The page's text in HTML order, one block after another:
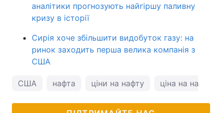
аналітики прогнозують найгіршу паливну
кризу в історії
Сирія хоче збільшити видобуток газу: на
ринок заходить перша велика компанія з
США
США нафта ціни на нафту ціна на нафту